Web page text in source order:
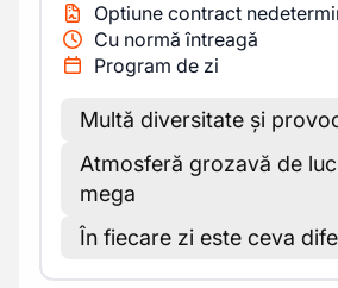
Optiune contract
Cu normă întreagă
Program de zi
Multă diversitate și
Atmosferă grozavă de
mega
În fiecare zi este ceva